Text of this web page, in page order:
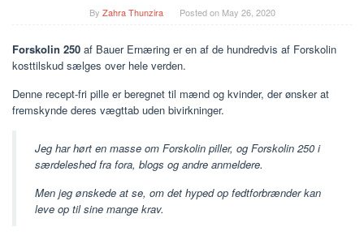
By Zahra Thunzira Posted on May 26, 2020
Forskolin 250 af Bauer Ernæring er en af de hundredvis af Forskolin
kosttilskud sælges over hele verden.
Denne recept-fri pille er beregnet til mænd og kvinder, der ønsker at
fremskynde deres vægttab uden bivirkninger.
Jeg har hørt en masse om Forskolin piller, og Forskolin 250 i
særdeleshed fra fora, blogs og andre anmeldere.
Men jeg ønskede at se, om det hyped op fedtforbrænder kan
leve op til sine mange krav.